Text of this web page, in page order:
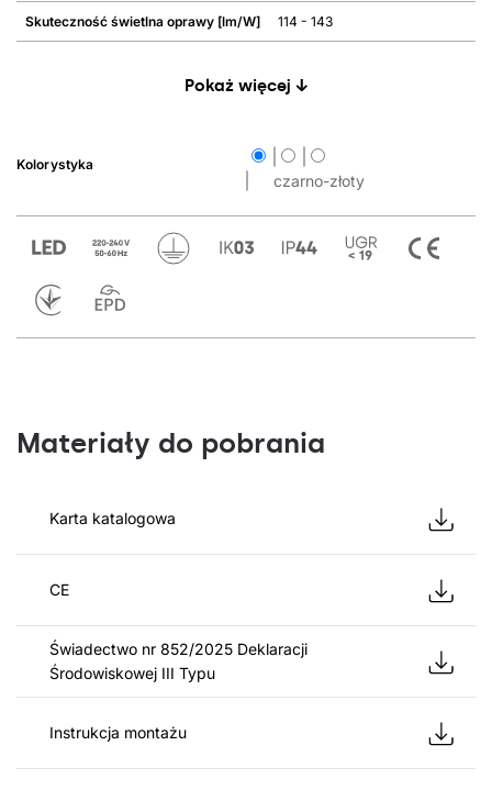
Skuteczność świetlna oprawy [lm/W] 114 - 143
Pokaż więcej ↓
Kolorystyka
czarno-złoty
Materiały do pobrania
Karta katalogowa
CE
Świadectwo nr 852/2025 Deklaracji
Środowiskowej III Typu
Instrukcja montażu